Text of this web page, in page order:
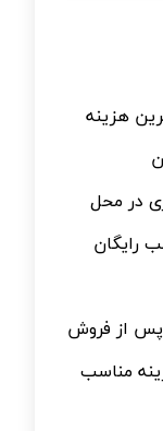
هزینه
در محل
رایگان
پس از فروش
مناسب